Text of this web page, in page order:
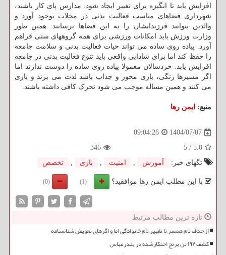
افزایش یابد تا انگیزه برای تغییر ایجاد شود. مدارس پای کار باشند،
شهرداری فضاهای مناسب فعالیت بدنی در محلات بوجود آورد و
والدین بتوانند فرزندانشان را به این فضاها برسانند. همین طور
وزارت ورزش باید امکانات ورزشی برای همه گروههای سنی فراهم
آورد. پیاده روی ساده می تواند حیات فعالیت بدنی و سلامت جامعه
را حفظ کند اما برای شادابی واقعی باید تنوع فعالیت بدنی در جامعه
افزایش یابد. خردسالان معمولا پیاده روی ساده را دوست ندارند اما
اگر مسیرها رنگی، بازی محور و جذاب باشد لذت می برند و بازی
می کنند و همین مساله موجب می شود تحرک کافی داشته باشند.
منبع: ایمن رها
1404/07/07
09:04:26
5.0
/
5
346
تگهای خبر:
آموزش , امنیت , بازی , تخصص
با این مطلب ایمن رها موافقید؟ (1)
(0)
تازه ترین مطالب مرتبط
از حذف نام همسر تا تغییر نام خانوادگی اما و اگرهای تعویض شناسنامه
کشف ۱۹۲ تن برنج احتکارشده در بندرعباس